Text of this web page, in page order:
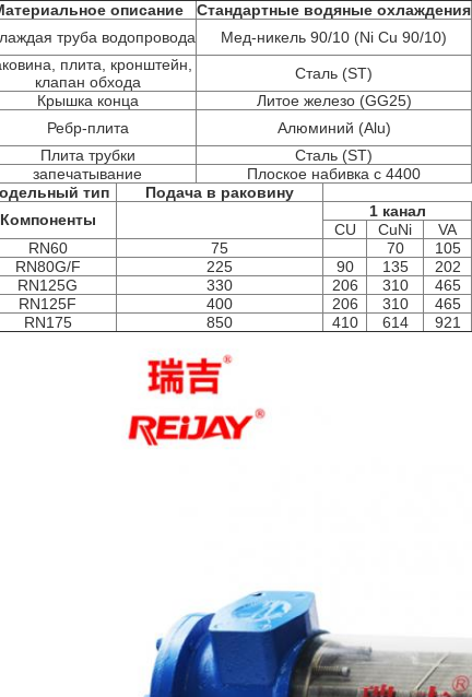
описание Стандартные водяные охлаждения
труба водопровода
Мед-никель 90/10 (Ni Cu 90/10)
плита, кронштейн,
клапан обхода
Сталь (ST)
Крышка конца
Литое железо (GG25)
Ребр-плита
Алюминий (Alu)
Плита трубки
Сталь (ST)
запечатывание
Плоское набивка c 4400
тип
Подача в раковину
Компоненты
1 канал
CU
CuNi VA
RN60
75 70 105
RN80G/F
225 90 135 202
RN125G
330 206 310 465
RN125F
400 206 310 465
RN175
850 410 614 921